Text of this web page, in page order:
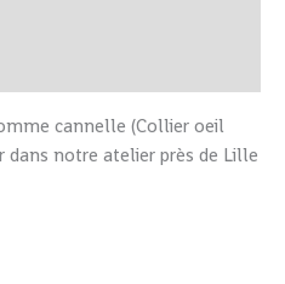
cannelle (Collier oeil
dans notre atelier près de Lille